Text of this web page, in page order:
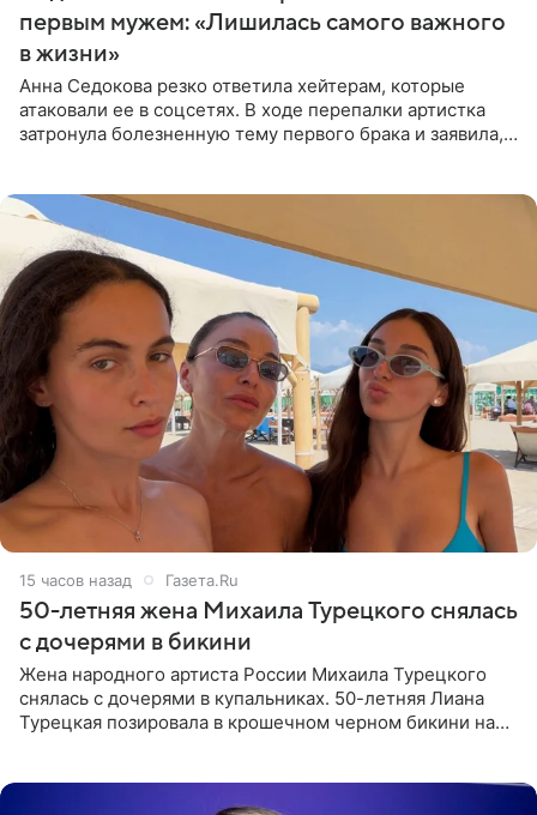
первым мужем: «Лишилась самого важного
в жизни»
Анна Седокова резко ответила хейтерам, которые
атаковали ее в соцсетях. В ходе перепалки артистка
затронула болезненную тему первого брака и заявила,
15 часов назад Газета.Ru
50-летняя жена Михаила Турецкого снялась
с дочерями в бикини
Жена народного артиста России Михаила Турецкого
снялась с дочерями в купальниках. 50-летняя Лиана
Турецкая позировала в крошечном черном бикини на